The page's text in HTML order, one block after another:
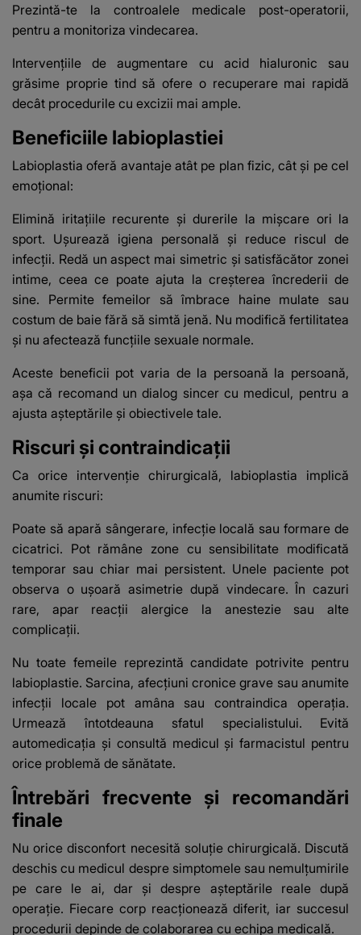
Prezintă-te la controalele medicale post-operatorii,
pentru a monitoriza vindecarea.
Intervențiile de augmentare cu acid hialuronic sau
grăsime proprie tind să ofere o recuperare mai rapidă
decât procedurile cu excizii mai ample.
Beneficiile labioplastiei
Labioplastia oferă avantaje atât pe plan fizic, cât și pe cel
emoțional:
Elimină iritațiile recurente și durerile la mișcare ori la
sport. Ușurează igiena personală și reduce riscul de
infecții. Redă un aspect mai simetric și satisfăcător zonei
intime, ceea ce poate ajuta la creșterea încrederii de
sine. Permite femeilor să îmbrace haine mulate sau
costum de baie fără să simtă jenă. Nu modifică fertilitatea
și nu afectează funcțiile sexuale normale.
Aceste beneficii pot varia de la persoană la persoană,
așa că recomand un dialog sincer cu medicul, pentru a
ajusta așteptările și obiectivele tale.
Riscuri și contraindicații
Ca orice intervenție chirurgicală, labioplastia implică
anumite riscuri:
Poate să apară sângerare, infecție locală sau formare de
cicatrici. Pot rămâne zone cu sensibilitate modificată
temporar sau chiar mai persistent. Unele paciente pot
observa o ușoară asimetrie după vindecare. În cazuri
rare, apar reacții alergice la anestezie sau alte
complicații.
Nu toate femeile reprezintă candidate potrivite pentru
labioplastie. Sarcina, afecțiuni cronice grave sau anumite
infecții locale pot amâna sau contraindica operația.
Urmează întotdeauna sfatul specialistului. Evită
automedicația și consultă medicul și farmacistul pentru
orice problemă de sănătate.
Întrebări frecvente și recomandări
finale
Nu orice disconfort necesită soluție chirurgicală. Discută
deschis cu medicul despre simptomele sau nemulțumirile
pe care le ai, dar și despre așteptările reale după
operație. Fiecare corp reacționează diferit, iar succesul
procedurii depinde de colaborarea cu echipa medicală.